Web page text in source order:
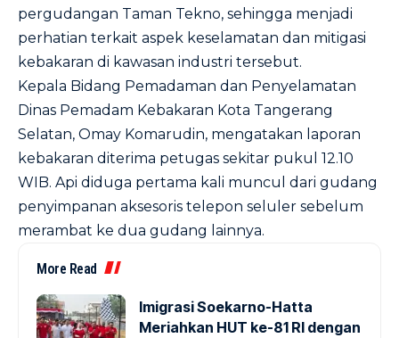
pergudangan Taman Tekno, sehingga menjadi
perhatian terkait aspek keselamatan dan mitigasi
kebakaran di kawasan industri tersebut.
Kepala Bidang Pemadaman dan Penyelamatan
Dinas Pemadam Kebakaran Kota Tangerang
Selatan, Omay Komarudin, mengatakan laporan
kebakaran diterima petugas sekitar pukul 12.10
WIB. Api diduga pertama kali muncul dari gudang
penyimpanan aksesoris telepon seluler sebelum
merambat ke dua gudang lainnya.
More Read
Imigrasi Soekarno-Hatta
Meriahkan HUT ke-81 RI dengan